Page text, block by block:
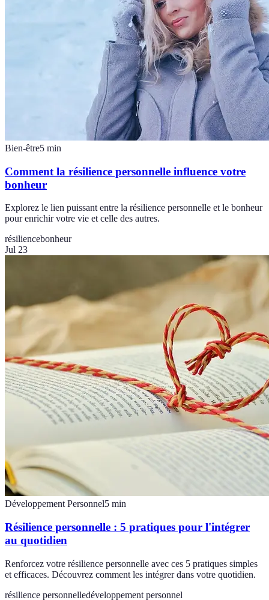
Bien-être5 min
Comment la résilience personnelle influence votre
bonheur
Explorez le lien puissant entre la résilience personnelle et le bonheur
pour enrichir votre vie et celle des autres.
résiliencebonheur
Jul 23
Développement Personnel5 min
Résilience personnelle : 5 pratiques pour l'intégrer
au quotidien
Renforcez votre résilience personnelle avec ces 5 pratiques simples
et efficaces. Découvrez comment les intégrer dans votre quotidien.
résilience personnelledéveloppement personnel